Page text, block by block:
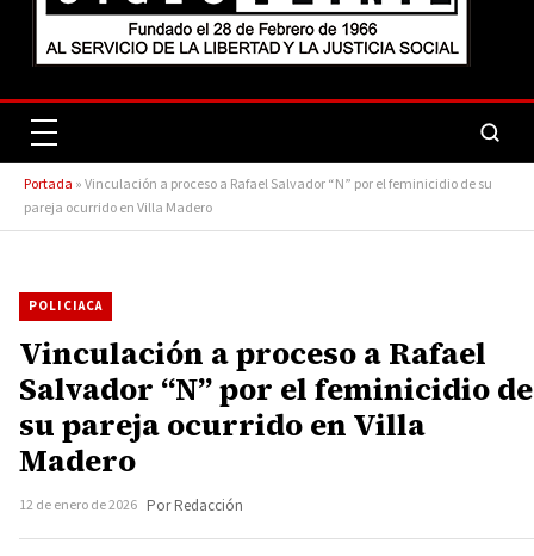
Portada »Vinculación a proceso a Rafael Salvador “N” por el feminicidio de su
pareja ocurrido en Villa Madero
POLICIACA
Vinculación a proceso a Rafael
Salvador “N” por el feminicidio de
su pareja ocurrido en Villa
Madero
12 de enero de 2026 Por Redacción